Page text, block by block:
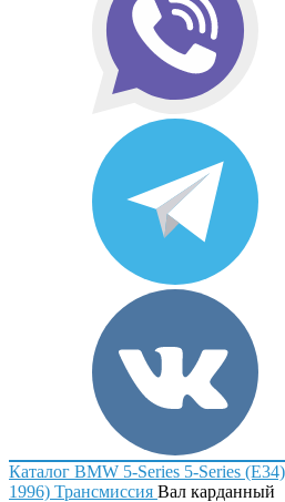
Каталог BMW 5-Series 5-Series
1996) Трансмиссия Вал карданный